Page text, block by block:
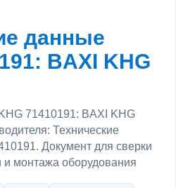
данные
BAXI KHG
71410191: BAXI KHG
Технические
Документ для сверки
и монтажа оборудования